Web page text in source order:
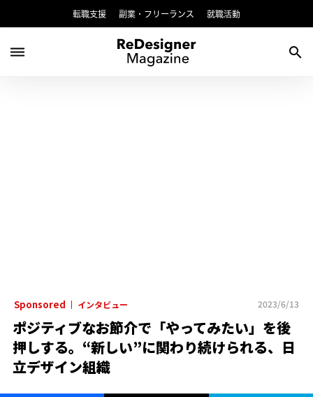
転職支援 副業・フリーランス 就職活動
dehaze search
Sponsored インタビュー 2023/6/13
ポジティブなお節介で「やってみたい」を後
押しする。“新しい”に関わり続けられる、日
立デザイン組織